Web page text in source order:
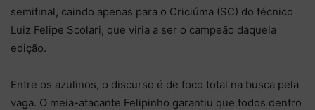
semifinal, caindo apenas para o Criciúma (SC) do técnico
Luiz Felipe Scolari, que viria a ser o campeão daquela
edição.
Entre os azulinos, o discurso é de foco total na busca pela
vaga. O meia-atacante Felipinho garantiu que todos dentro